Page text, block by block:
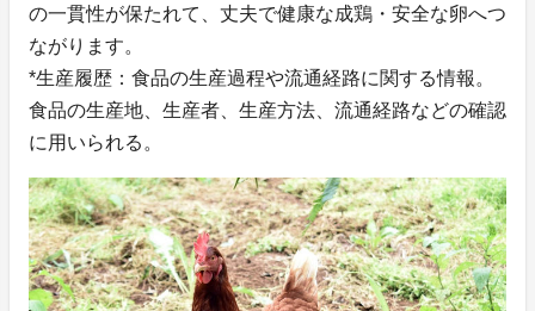
の一貫性が保たれて、丈夫で健康な成鶏・安全な卵へつ
ながります。
*生産履歴：食品の生産過程や流通経路に関する情報。
食品の生産地、生産者、生産方法、流通経路などの確認
に用いられる。